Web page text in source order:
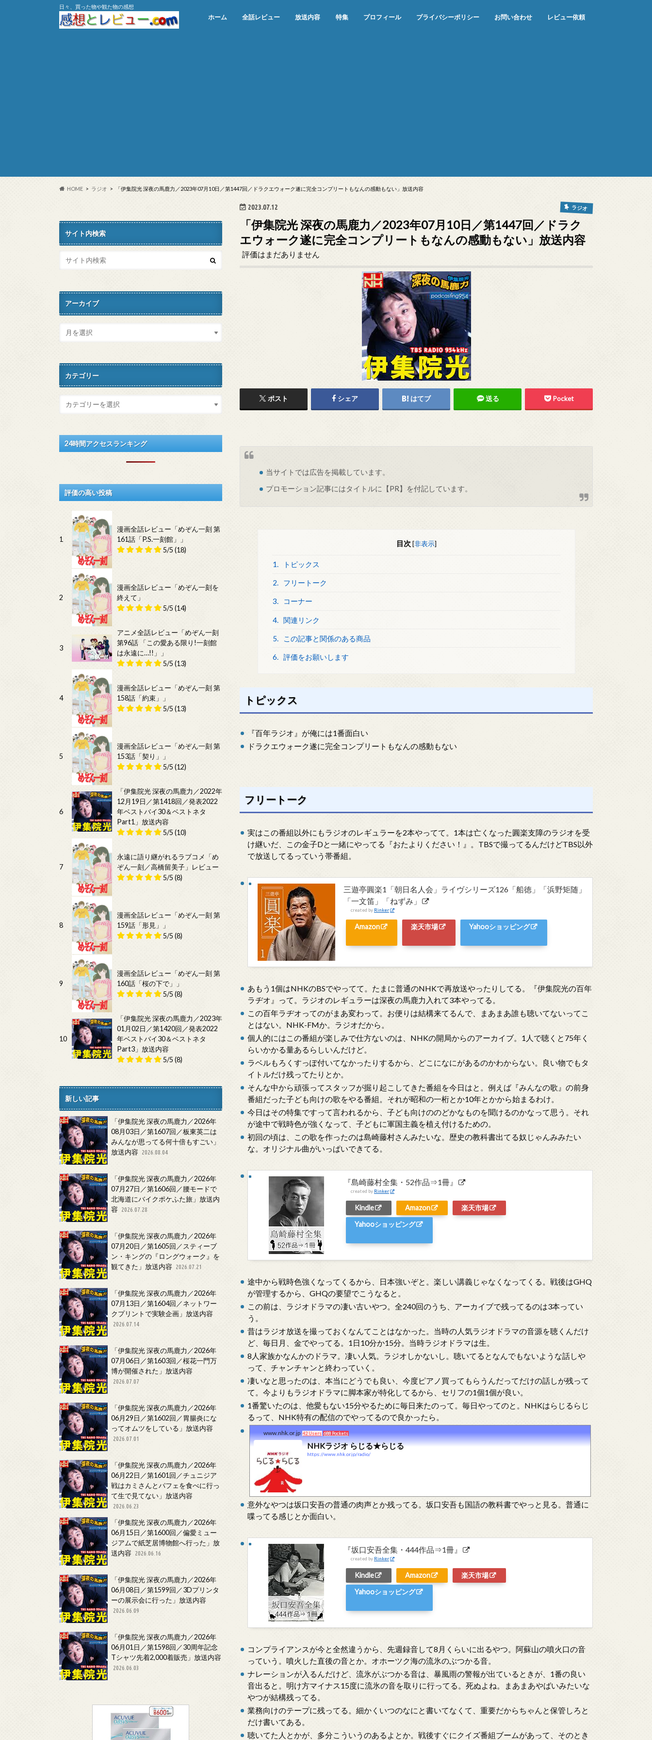
日々、買った物や観た物の感想
ホーム 全話レビュー 放送内容 特集 プロフィール プライバシーポリシー お問い合わせ レビュー依頼
HOME ラジオ 「伊集院光 深夜の馬鹿力／2023年07月10日／第1447回／ドラクエウォーク遂に完全コンプリートもなんの感動もない」放送内容
2023.07.12 ラジオ
「伊集院光 深夜の馬鹿力／2023年07月10日／第1447回／ドラク
エウォーク遂に完全コンプリートもなんの感動もない」放送内容
評価はまだありません
ポスト シェア はてブ 送る Pocket
当サイトでは広告を掲載しています。
プロモーション記事にはタイトルに【PR】を付記しています。
目次 [非表示]
1. トピックス
2. フリートーク
3. コーナー
4. 関連リンク
5. この記事と関係のある商品
6. 評価をお願いします
トピックス
『百年ラジオ』が俺には1番面白い
ドラクエウォーク遂に完全コンプリートもなんの感動もない
フリートーク
実はこの番組以外にもラジオのレギュラーを2本やってて。1本は亡くなった圓楽支障のラジオを受
け継いだ、この金子Dと一緒にやってる『おたよりください！』。TBSで撮ってるんだけどTBS以外
で放送してるっていう帯番組。
三遊亭圓楽1「朝日名人会」ライヴシリーズ126「船徳」「浜野矩随」
「一文笛」「ねずみ」
created by Rinker
Amazon 楽天市場 Yahooショッピング
あもう1個はNHKのBSでやってて。たまに普通のNHKで再放送やったりしてる。『伊集院光の百年
ラヂオ』って。ラジオのレギュラーは深夜の馬鹿力入れて3本やってる。
この百年ラヂオってのがまあ変わって。お便りは結構来てるんで、まあまあ誰も聴いてないってこ
とはない。NHK-FMか。ラジオだから。
個人的にはこの番組が楽しみで仕方ないのは、NHKの開局からのアーカイブ。1人で聴くと75年く
らいかかる量あるらしいんだけど。
ラベルもろくすっぽ付いてなかったりするから、どこになにがあるのかわからない。良い物でもタ
イトルだけ残ってたりとか。
そんな中から頑張ってスタッフが掘り起こしてきた番組を今日はと。例えば『みんなの歌』の前身
番組だった子ども向けの歌をやる番組。それが昭和の一桁とか10年とかから始まるわけ。
今日はその特集ですって言われるから、子ども向けののどかなものを聞けるのかなって思う。それ
が途中で戦時色が強くなって、子どもに軍国主義を植え付けるための。
初回の頃は、この歌を作ったのは島崎藤村さんみたいな。歴史の教科書出てる奴じゃんみみたい
な。オリジナル曲がいっぱいできてる。
『島崎藤村全集・52作品⇒1冊』
created by Rinker
Kindle Amazon
楽天市場
Yahooショッピング
途中から戦時色強くなってくるから、日本強いぞと。楽しい講義じゃなくなってくる。戦後はGHQ
が管理するから、GHQの要望でこうなると。
この前は、ラジオドラマの凄い古いやつ。全240回のうち、アーカイブで残ってるのは3本ってい
う。
昔はラジオ放送を撮っておくなんてことはなかった。当時の人気ラジオドラマの音源を聴くんだけ
ど、毎日月、金でやってる。1日10分か15分。当時ラジオドラマは生。
8人家族かなんかのドラマ。凄い人気。ラジオしかないし。聴いてるとなんでもないような話しや
って、チャンチャンと終わっていく。
凄いなと思ったのは、本当にどうでも良い、今度ピアノ買ってもらうんだってだけの話しが残って
て。今よりもラジオドラマに脚本家が特化してるから、セリフの1個1個が良い。
1番驚いたのは、他愛もない15分やるために毎日来たのって。毎日やってのと。NHKはらじるらじ
るって、NHK特有の配信のでやってるので良かったら。
www.nhk.or.jp 42 Users 688 Pockets
NHKラジオ らじる★らじる
https://www.nhk.or.jp/radio/
意外なやつは坂口安吾の普通の肉声とか残ってる。坂口安吾も国語の教科書でやっと見る。普通に
喋ってる感じとか面白い。
『坂口安吾全集・444作品⇒1冊』
created by Rinker
Kindle Amazon
楽天市場
Yahooショッピング
コンプライアンスが今と全然違うから、先週録音して8月くらいに出るやつ。阿蘇山の噴火口の音
っていう。噴火した直後の音とか。オホーツク海の流氷のぶつかる音。
ナレーションが入るんだけど、流氷がぶつかる音は、暴風雨の警報が出ているときが、1番の良い
音出ると。明け方マイナス15度に流氷の音を取りに行ってる。死ぬよね。まあまあやばいみたいな
やつが結構残ってる。
業務向けのテープに残ってる。細かくいつのなにと書いてなくて、重要だからちゃんと保管しろと
だけ書いてある。
聴いてた人とかが、多分こういうのあるよとか。戦後すぐにクイズ番組ブームがあって、そのとき
サイト内検索
アーカイブ
カテゴリー
24時間アクセスランキング
評価の高い投稿
1
漫画全話レビュー「めぞん一刻 第
161話「P.S.一刻館」」
5/5 (18)
2
漫画全話レビュー「めぞん一刻を
終えて」
5/5 (14)
3
アニメ全話レビュー「めぞん一刻
第96話 「この愛ある限り!一刻館
は永遠に…!!」」
5/5 (13)
4
漫画全話レビュー「めぞん一刻 第
158話「約束」」
5/5 (13)
5
漫画全話レビュー「めぞん一刻 第
153話「契り」」
5/5 (12)
6
「伊集院光 深夜の馬鹿力／2022年
12月19日／第1418回／発表2022
年ベストバイ30＆ベストネタ
Part1」放送内容
5/5 (10)
7
永遠に語り継がれるラブコメ「め
ぞん一刻／高橋留美子」レビュー
5/5 (8)
8
漫画全話レビュー「めぞん一刻 第
159話「形見」」
5/5 (8)
9
漫画全話レビュー「めぞん一刻 第
160話「桜の下で」」
5/5 (8)
10
「伊集院光 深夜の馬鹿力／2023年
01月02日／第1420回／発表2022
年ベストバイ30＆ベストネタ
Part3」放送内容
5/5 (8)
新しい記事
「伊集院光 深夜の馬鹿力／2026年
08月03日／第1607回／板東英二は
みんなが思ってる何十倍もすごい」
放送内容
2026.08.04
「伊集院光 深夜の馬鹿力／2026年
07月27日／第1606回／腰モードで
北海道にバイクポケふた旅」放送内
容
2026.07.28
「伊集院光 深夜の馬鹿力／2026年
07月20日／第1605回／スティーブ
ン・キングの『ロングウォーク』を
観てきた」放送内容
2026.07.21
「伊集院光 深夜の馬鹿力／2026年
07月13日／第1604回／ネットワー
クプリントで実験企画」放送内容
2026.07.14
「伊集院光 深夜の馬鹿力／2026年
07月06日／第1603回／桜花一門万
博が開催された」放送内容
2026.07.07
「伊集院光 深夜の馬鹿力／2026年
06月29日／第1602回／胃腸炎にな
ってオムツをしている」放送内容
2026.07.01
「伊集院光 深夜の馬鹿力／2026年
06月22日／第1601回／チュニジア
戦はカミさんとパフェを食べに行っ
て生で見てない」放送内容
2026.06.23
「伊集院光 深夜の馬鹿力／2026年
06月15日／第1600回／偏愛ミュー
ジアムで紙芝居博物館へ行った」放
送内容
2026.06.16
「伊集院光 深夜の馬鹿力／2026年
06月08日／第1599回／3Dプリンタ
ーの展示会に行った」放送内容
2026.06.09
「伊集院光 深夜の馬鹿力／2026年
06月01日／第1598回／30周年記念
Tシャツ先着2,000着販売」放送内容
2026.06.03